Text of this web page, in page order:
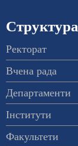
Структура
Ректорат
Вчена рада
Департаменти
Інститути
Факультети